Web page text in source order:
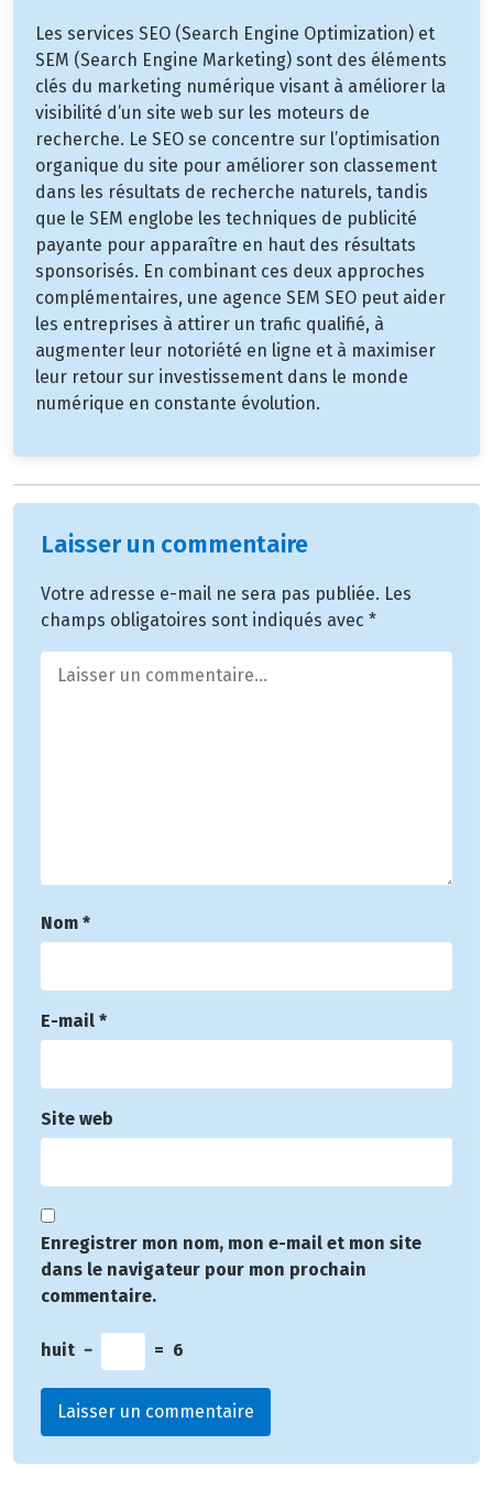
Les services SEO (Search Engine Optimization) et
SEM (Search Engine Marketing) sont des éléments
clés du marketing numérique visant à améliorer la
visibilité d’un site web sur les moteurs de
recherche. Le SEO se concentre sur l’optimisation
organique du site pour améliorer son classement
dans les résultats de recherche naturels, tandis
que le SEM englobe les techniques de publicité
payante pour apparaître en haut des résultats
sponsorisés. En combinant ces deux approches
complémentaires, une agence SEM SEO peut aider
les entreprises à attirer un trafic qualifié, à
augmenter leur notoriété en ligne et à maximiser
leur retour sur investissement dans le monde
numérique en constante évolution.
Laisser un commentaire
Votre adresse e-mail ne sera pas publiée. Les
champs obligatoires sont indiqués avec *
Nom *
E-mail *
Site web
Enregistrer mon nom, mon e-mail et mon site
dans le navigateur pour mon prochain
commentaire.
huit − = 6